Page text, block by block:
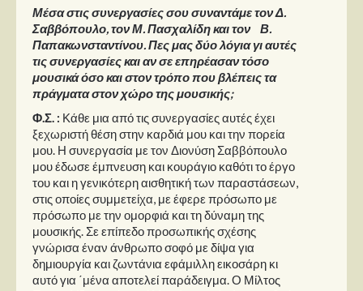
Μέσα στις συνεργασίες σου συναντάμε τον Δ.
Σαββόπουλο, τον Μ. Πασχαλίδη και τον Β.
Παπακωνσταντίνου. Πες μας δύο λόγια γι αυτές
τις συνεργασίες και αν σε επηρέασαν τόσο
μουσικά όσο και στον τρόπο που βλέπεις τα
πράγματα στον χώρο της μουσικής;
Φ.Σ. : Κάθε μια από τις συνεργασίες αυτές έχει
ξεχωριστή θέση στην καρδιά μου και την πορεία
μου. Η συνεργασία με τον Διονύση Σαββόπουλο
μου έδωσε έμπνευση και κουράγιο καθότι το έργο
του και η γενικότερη αισθητική των παραστάσεων,
στις οποίες συμμετείχα, με έφερε πρόσωπο με
πρόσωπο με την ομορφιά και τη δύναμη της
μουσικής. Σε επίπεδο προσωπικής σχέσης
γνώρισα έναν άνθρωπο σοφό με δίψα για
δημιουργία και ζωντάνια εφάμιλλη εικοσάρη κι
αυτό για ΄μένα αποτελεί παράδειγμα. Ο Μίλτος